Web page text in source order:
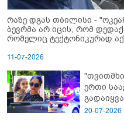
რაზე დგას თბილისი -
ბევრმა არ იცის, რომ
რომელიც ტექტონიკურად
11-07-2026
ერთი
- გორში
20-07-2026